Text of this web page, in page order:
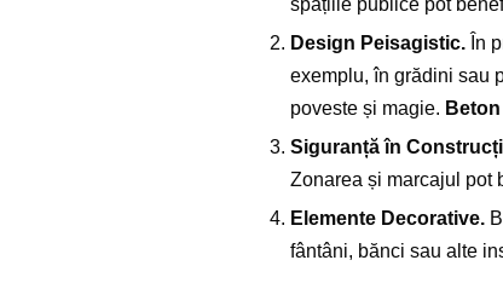
spațiile publice pot
Design Peisagistic.În
exemplu, în grădini sau
poveste și magie.
Siguranță în
Zonarea și marcajul pot
Elemente Decorative.
fântâni, bănci sau alte